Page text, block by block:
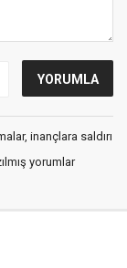
inançlara saldırı
yorumlar